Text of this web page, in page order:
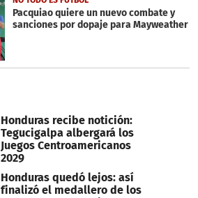
Pacquiao quiere un nuevo combate y
sanciones por dopaje para Mayweather
Honduras recibe notición:
Tegucigalpa albergará los
Juegos Centroamericanos
2029
Honduras quedó lejos: así
finalizó el medallero de los